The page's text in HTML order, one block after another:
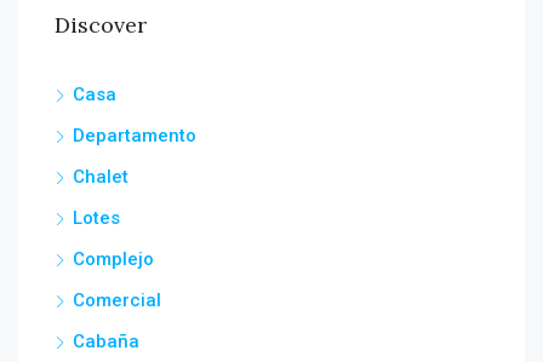
Discover
Casa
Departamento
Chalet
Lotes
Complejo
Comercial
Cabaña